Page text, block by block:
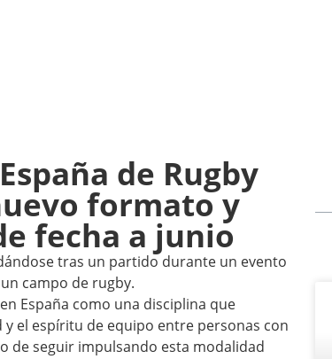
de Rugby
formato y
fecha a junio
España como una disciplina que
el espíritu de equipo entre personas con
de seguir impulsando esta modalidad